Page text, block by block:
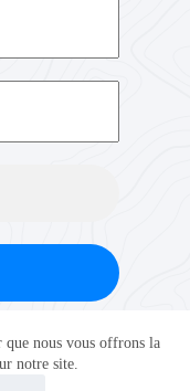
que nous vous offrons la
notre site.